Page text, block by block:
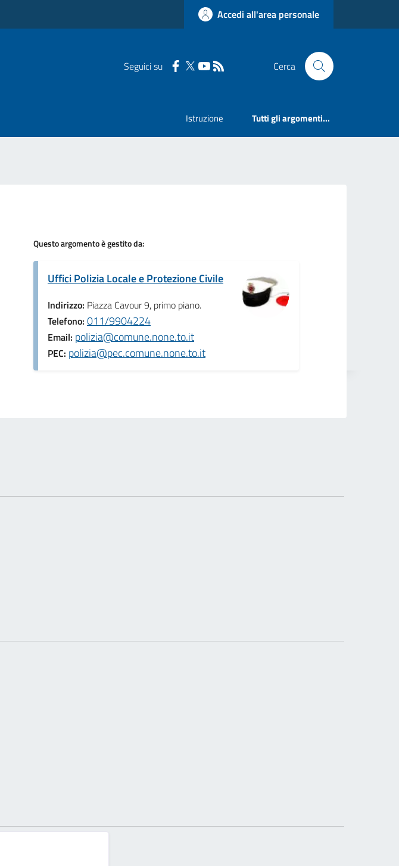
Accedi all'area personale
Seguici su Cerca
Istruzione Tutti gli argomenti...
Questo argomento è gestito da:
Uffici Polizia Locale e Protezione Civile
Indirizzo: Piazza Cavour 9, primo piano.
Telefono: 011/9904224
Email: polizia@comune.none.to.it
PEC: polizia@pec.comune.none.to.it